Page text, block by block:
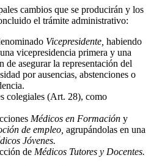
cambios que se producirán y los
el trámite administrativo:
Vicepresidente, habiendo
vicepresidencia primera y una
de asegurar la representación del
por ausencias, abstenciones o
colegiales (Art. 28), como
Médicos en Formación y
de empleo, agrupándolas en una
Jóvenes.
de Médicos Tutores y Docentes.